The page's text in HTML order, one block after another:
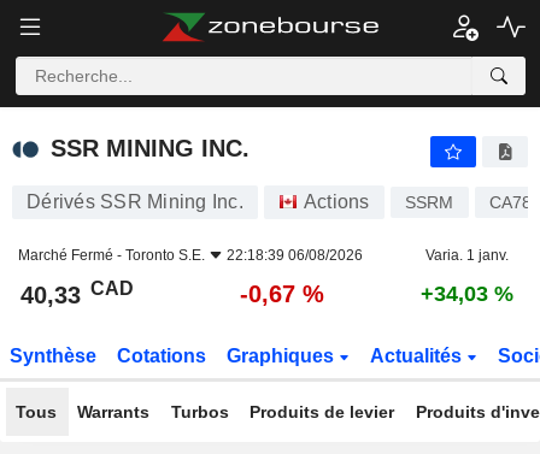
SSR MINING INC.
SSR MINING INC.
Dérivés SSR Mining Inc. Actions SSRM
Marché Fermé - Toronto S.E. 22:18:39 06/08/2026 Varia. 1 janv.
40,33 CAD -0,67 % +34,03 %
Synthèse Cotations Graphiques Actualités
Tous Warrants Turbos Produits de levier Produits